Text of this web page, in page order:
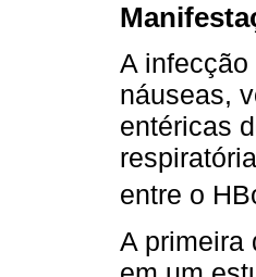
A
náuseas,
entéricas
entre o
A primeira